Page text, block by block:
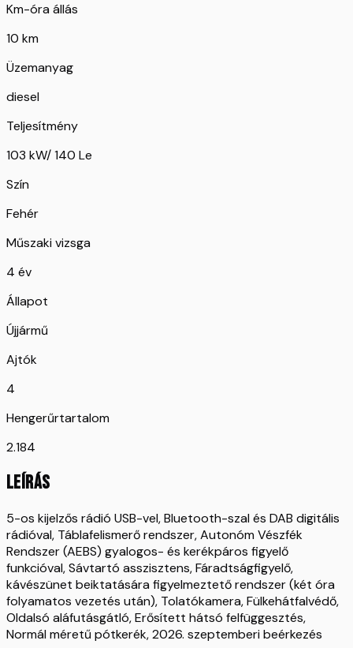
Km-óra állás
10 km
Üzemanyag
diesel
Teljesítmény
103 kW/ 140 Le
Szín
Fehér
Műszaki vizsga
4 év
Állapot
Újjármű
Ajtók
4
Hengerűrtartalom
2.184
LEÍRÁS
5-os kijelzős rádió USB-vel, Bluetooth-szal és DAB digitális
rádióval, Táblafelismerő rendszer, Autonóm Vészfék
Rendszer (AEBS) gyalogos- és kerékpáros figyelő
funkcióval, Sávtartó asszisztens, Fáradtságfigyelő,
kávészünet beiktatására figyelmeztető rendszer (két óra
folyamatos vezetés után), Tolatókamera, Fülkehátfalvédő,
Oldalsó aláfutásgátló, Erősített hátsó felfüggesztés,
Normál méretű pótkerék, 2026. szeptemberi beérkezés